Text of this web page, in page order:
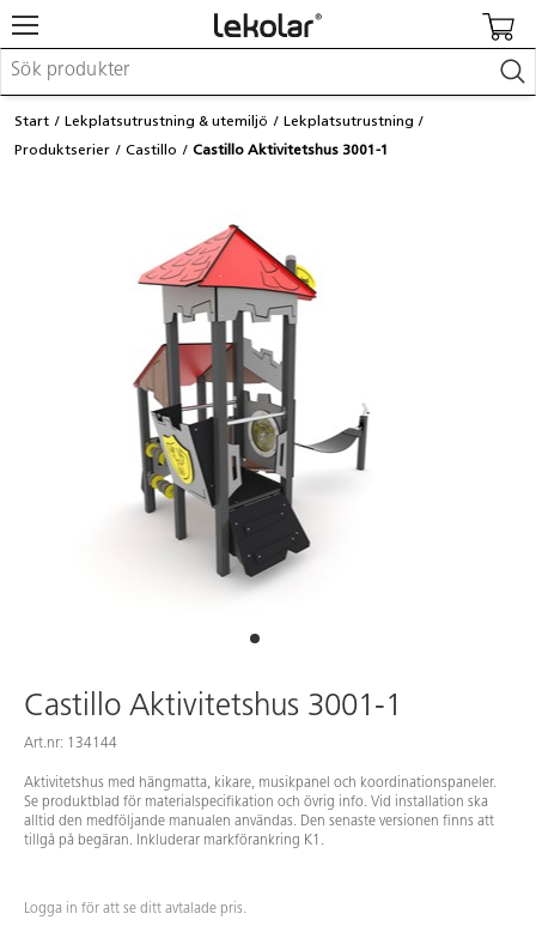
Möbler & inredning
Lekplatsutrustning & utemiljö
Barnvagnar & småbarnsartiklar
Skolförbrukning & kontorsmaterial
Logga in / Registrera dig
Hitta din säljare
Kontakta Lekolar
Start Lekplatsutrustning & utemiljö
Lekplatsutrustning
Produktserier
Castillo Castillo Aktivitetshus 3001-1
Castillo Aktivitetshus 3001-1
Art.nr: 134144
Aktivitetshus med hängmatta, kikare, musikpanel och koordinationspaneler.
Se produktblad för materialspecifikation och övrig info. Vid installation ska
alltid den medföljande manualen användas. Den senaste versionen finns att
tillgå på begäran. Inkluderar markförankring K1.
Logga in för att se ditt avtalade pris.